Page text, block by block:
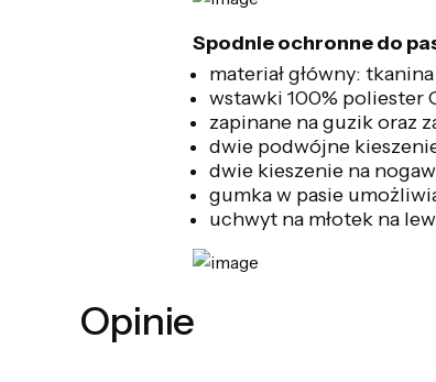
Spodnie ochronne do
materiał główny:
wstawki 100% poliester
zapinane na guzik oraz
dwie podwójne
dwie kieszenie na
gumka w pasie
uchwyt na młotek na
Opinie